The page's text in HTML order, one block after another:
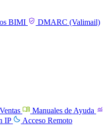
BIMI  DMARC (Valimail)
 Manuales de Ayuda 
IP  Acceso Remoto